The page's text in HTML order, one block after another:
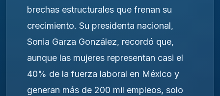
brechas estructurales que frenan su
crecimiento. Su presidenta nacional,
Sonia Garza González, recordó que,
aunque las mujeres representan casi el
40% de la fuerza laboral en México y
generan más de 200 mil empleos, solo